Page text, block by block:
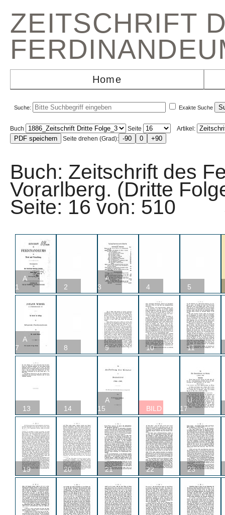
ZEITSCHRIFT
Home
Suche: Exakte Suche
Buch Seite
Artikel:
Seite drehen (Grad):
Buch: Zeitschrift des
Vorarlberg. (Dritte
Seite: 16 von: 510
A
1
2
A
3
4 5
A
7
8 9 10 11
13 14
A
15
BILD
U
17
19 20 21 22 23